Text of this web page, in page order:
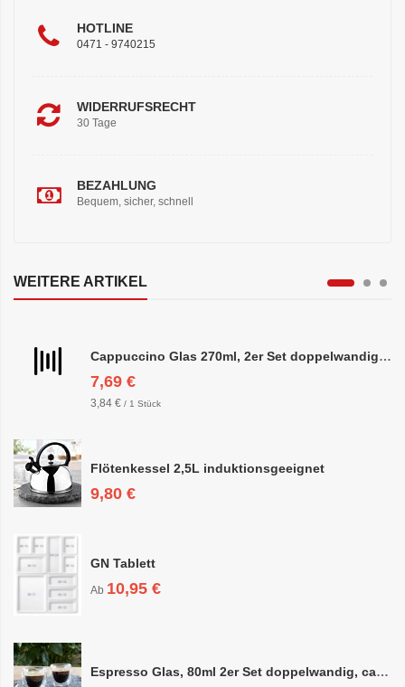
HOTLINE
0471 - 9740215
WIDERRUFSRECHT
30 Tage
BEZAHLUNG
Bequem, sicher, schnell
WEITERE ARTIKEL
Cappuccino Glas 270ml, 2er Set doppelwandig, ca. 8,5 x 10cm
7,69 €
3,84 € / 1 Stück
Flötenkessel 2,5L induktionsgeeignet
9,80 €
GN Tablett
Ab 10,95 €
Espresso Glas, 80ml 2er Set doppelwandig, ca. 6,3 x 6,4cm